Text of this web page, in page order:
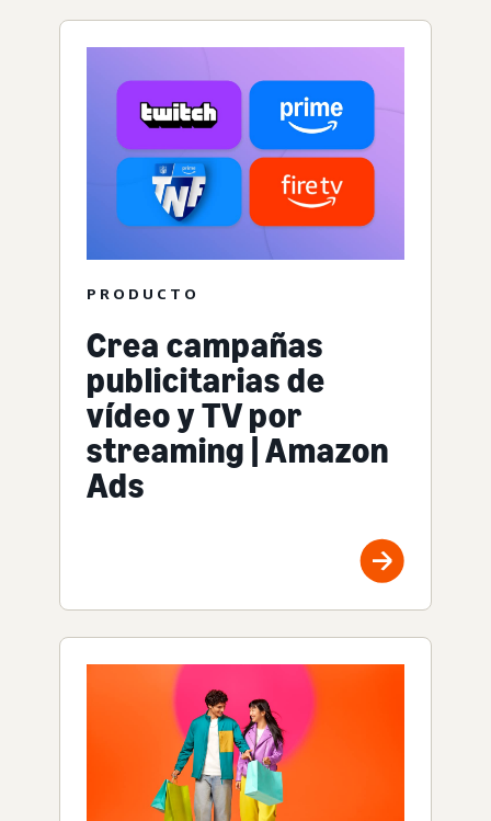
PRODUCTO
Crea campañas
publicitarias de
vídeo y TV por
streaming | Amazon
Ads